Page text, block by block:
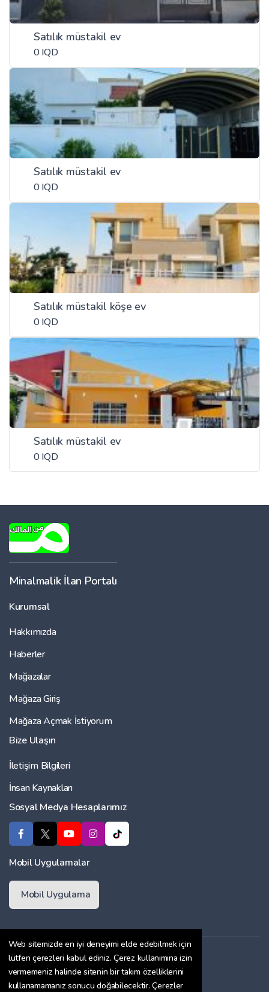
Web sitemizde en iyi deneyimi elde edebilmek için
lütfen çerezleri kabul ediniz. Çerez kullanımına izin
vermemeniz halinde sitenin bir takım özelliklerini
kullanamamanız sonucu doğabilecektir. Çerezler
Satılık müstakil ev
0 IQD
Satılık müstakil ev
0 IQD
Satılık müstakil köşe ev
0 IQD
Satılık müstakil ev
0 IQD
Minalmalik İlan Portalı
Kurumsal
Hakkımızda
Haberler
Mağazalar
Mağaza Giriş
Mağaza Açmak İstiyorum
Bize Ulaşın
İletişim Bilgileri
İnsan Kaynakları
Sosyal Medya Hesaplarımız
Mobil Uygulamalar
Mobil Uygulama
Üyelik Sözleşmesi
Çerez Politikası